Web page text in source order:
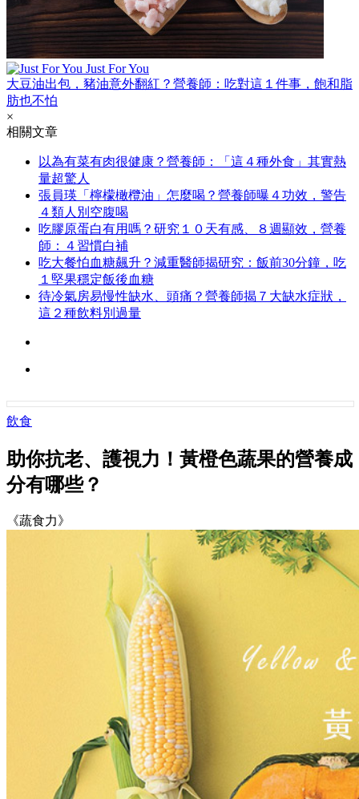
Just For You
大豆油出包，豬油意外翻紅？營養師：吃對這１件事，飽和脂
肪也不怕
×
相關文章
以為有菜有肉很健康？營養師：「這４種外食」其實熱
量超驚人
張員瑛「檸檬橄欖油」怎麼喝？營養師曝４功效，警告
４類人別空腹喝
吃膠原蛋白有用嗎？研究１０天有感、８週顯效，營養
師：４習慣白補
吃大餐怕血糖飆升？減重醫師揭研究：飯前30分鐘，吃
１堅果穩定飯後血糖
待冷氣房易慢性缺水、頭痛？營養師揭７大缺水症狀，
這２種飲料別過量
飲食
助你抗老、護視力！黃橙色蔬果的營養成
分有哪些？
《蔬食力》